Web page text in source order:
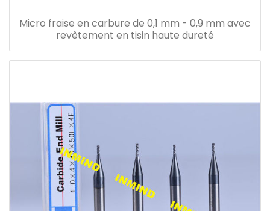
Micro fraise en carbure de 0,1 mm - 0,9 mm avec
revêtement en tisin haute dureté